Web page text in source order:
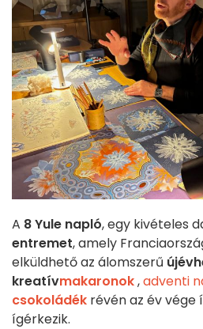
A 8Yule napló, egy kivételes
entremet, amely
elküldhető az álomszerű
kreatívmakaronok,adventi
csokoládék révén az év vége
ígérkezik.